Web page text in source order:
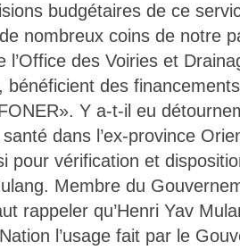
budgétaires de ce
nombreux coins de notre
l’Office des Voiries et
bénéficient des
Y a-t-il eu
dans l’ex-province
pour vérification et
Membre du
rappeler qu’Henri Yav
l’usage fait par le